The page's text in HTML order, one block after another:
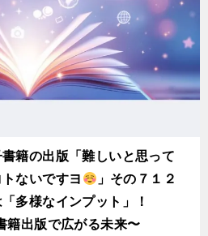
籍の出版「難しいと思って
ないですヨ
」その７１２
多様なインプット」！
出版で広がる未来〜